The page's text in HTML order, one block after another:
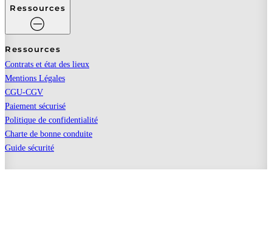
Ressources
Ressources
Contrats et état des lieux
Mentions Légales
CGU-CGV
Paiement sécurisé
Politique de confidentialité
Charte de bonne conduite
Guide sécurité